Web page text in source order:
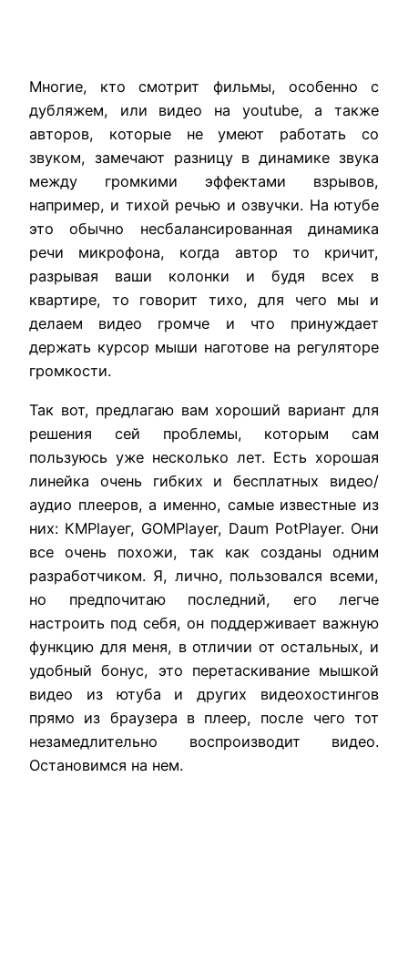
Многие, кто смотрит фильмы, особенно
с
дубляжем,
или видео на youtube, а также
авторов, которые не умеют работать
со
звуком, замечают разницу в динамике звука
между
громкими эффектами взрывов,
например, и тихой речью иозвучки. На ютyбе
это
обычно несбалансированная
динамика
речи
микрофона, когда автор то кричит,
разрывая
ваши колонки и будя всех
в
квартире, то говорит тихо,для чего мы
и
делаем
видео громче и что
принуждает
держать курсор мыши наготове на регуляторе
громкости.
Так вот, предлагаю вам хороший вариант для
решения
сей проблемы, которым
сам
пользуюсь уже несколько лет. Есть хорошая
линейка
очень гибких и бесплатных видео/
аудио плееров,а именно, самые известные из
них: КМРlауег, GOMPlayer, Daum PotPlayer. Они
все
очень похожи, так как созданы
одним
разработчиком. Я, лично, пользовался всеми,
но
предпочитаю последний, его
легче
настроить под себя,он поддерживает важную
функцию для меня, в отличии от остальных, и
удобный бонус, это перетаскивание мышкой
видео
из ютyба идругих
видеохостингов
прямо из браузера в плеер, после чего тот
незамедлительно
воспроизводит видео.
Остановимся на нем.